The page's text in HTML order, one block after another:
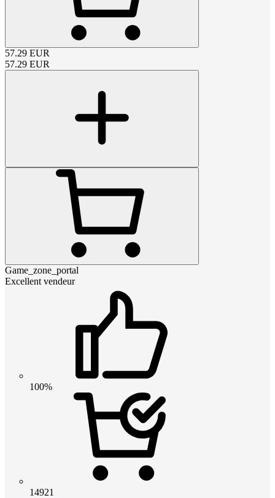
57.29 EUR
57.29 EUR
Game_zone_portal
Excellent vendeur
100%
14921